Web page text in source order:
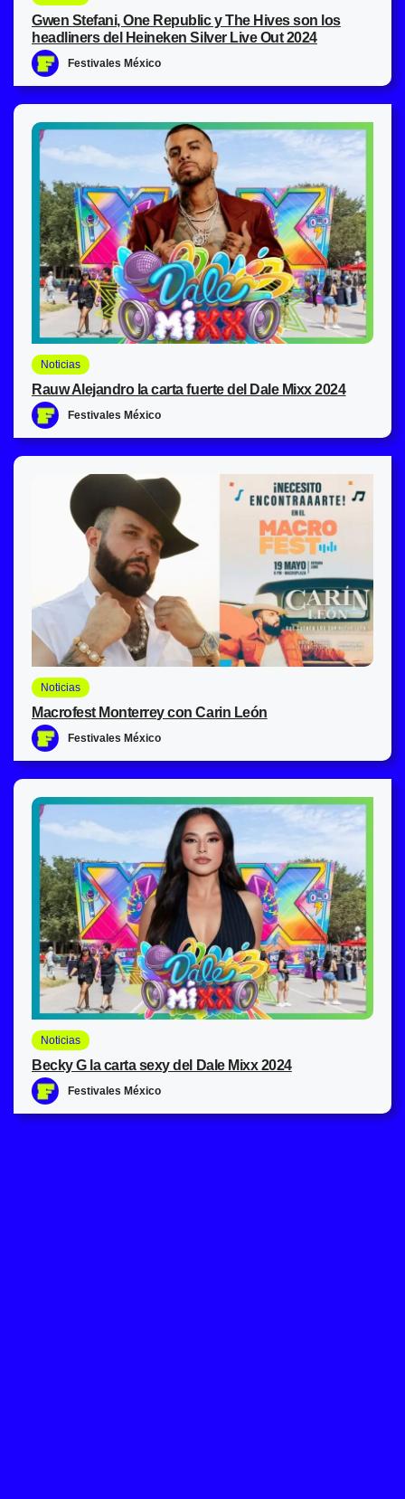
Gwen Stefani, One Republic y The Hives son los
headliners del Heineken Silver Live Out 2024
Festivales México
Noticias
Rauw Alejandro la carta fuerte del Dale Mixx 2024
Festivales México
Noticias
Macrofest Monterrey con Carin León
Festivales México
Noticias
Becky G la carta sexy del Dale Mixx 2024
Festivales México